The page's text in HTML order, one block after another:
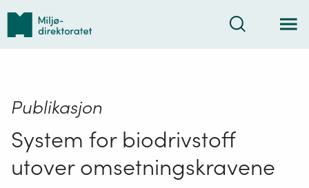
Tilbake
forsiden
Søk
Publikasjon
System for biodrivstoff
utover omsetningskravene